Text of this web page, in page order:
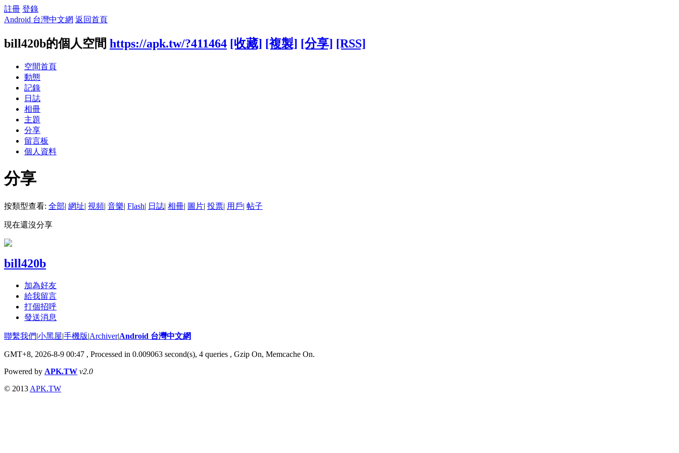
註冊 登錄
Android 台灣中文網 返回首頁
bill420b的個人空間 https://apk.tw/?411464 [收藏] [複製] [分享] [RSS]
空間首頁
動態
記錄
日誌
相冊
主題
分享
留言板
個人資料
分享
按類型查看: 全部| 網址| 視頻| 音樂| Flash| 日誌| 相冊| 圖片| 投票| 用戶| 帖子
現在還沒分享
bill420b
加為好友
給我留言
打個招呼
發送消息
聯繫我們|小黑屋|手機版|Archiver|Android 台灣中文網
GMT+8, 2026-8-9 00:47 , Processed in 0.009063 second(s), 4 queries , Gzip On, Memcache On.
Powered by APK.TW v2.0
© 2013 APK.TW